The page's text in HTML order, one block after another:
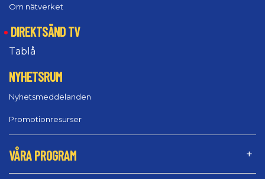
Om nätverket
DIREKTSÄND TV
Tablå
NYHETSRUM
Nyhetsmeddelanden
Promotionresurser
VÅRA PROGRAM